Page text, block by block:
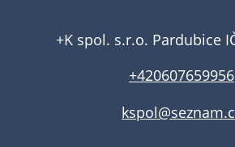
+K spol. s.r.o. Pardubice
+420607659956